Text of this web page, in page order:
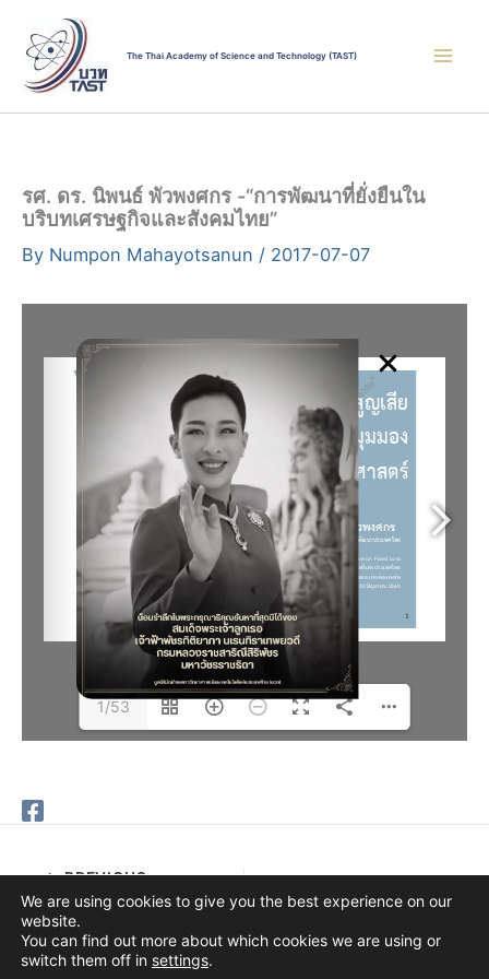
content
The Thai Academy of Science and Technology (TAST)
รศ. ดร. นิพนธ์ พัวพงศกร -“การพัฒนาที่ยั่งยืนใน
บริบทเศรษฐกิจและสังคมไทย”
By Numpon Mahayotsanun / 2017-07-07
1/53
PREVIOUS
Copyright © 2026 The Thai Academy of Science and Technology
We are using cookies to give you the best experience on our
website.
You can find out more about which cookies we are using or
switch them off in settings.